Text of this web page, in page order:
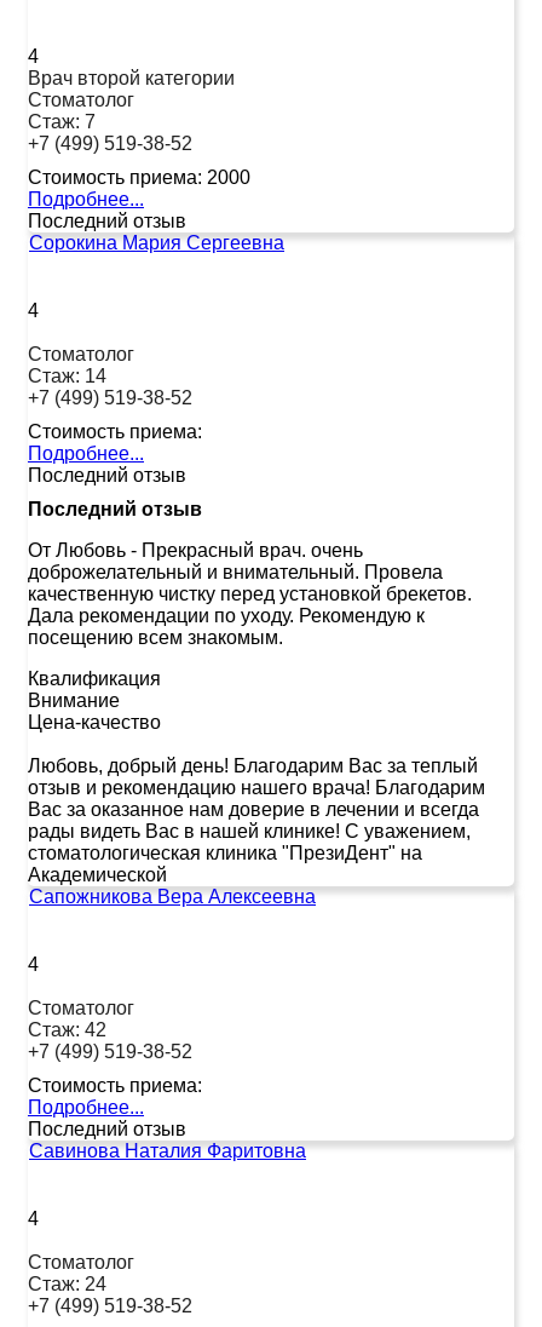
4
Врач второй категории
Стоматолог
Стаж: 7
+7 (499) 519-38-52
Стоимость приема: 2000
Подробнее...
Последний отзыв
Сорокина Мария Сергеевна
4
Стоматолог
Стаж: 14
+7 (499) 519-38-52
Стоимость приема:
Подробнее...
Последний отзыв
Последний отзыв
От Любовь - Прекрасный врач. очень
доброжелательный и внимательный. Провела
качественную чистку перед установкой брекетов.
Дала рекомендации по уходу. Рекомендую к
посещению всем знакомым.
Квалификация
Внимание
Цена-качество
Любовь, добрый день! Благодарим Вас за теплый
отзыв и рекомендацию нашего врача! Благодарим
Вас за оказанное нам доверие в лечении и всегда
рады видеть Вас в нашей клинике! С уважением,
стоматологическая клиника "ПрезиДент" на
Академической
Сапожникова Вера Алексеевна
4
Стоматолог
Стаж: 42
+7 (499) 519-38-52
Стоимость приема:
Подробнее...
Последний отзыв
Савинова Наталия Фаритовна
4
Стоматолог
Стаж: 24
+7 (499) 519-38-52